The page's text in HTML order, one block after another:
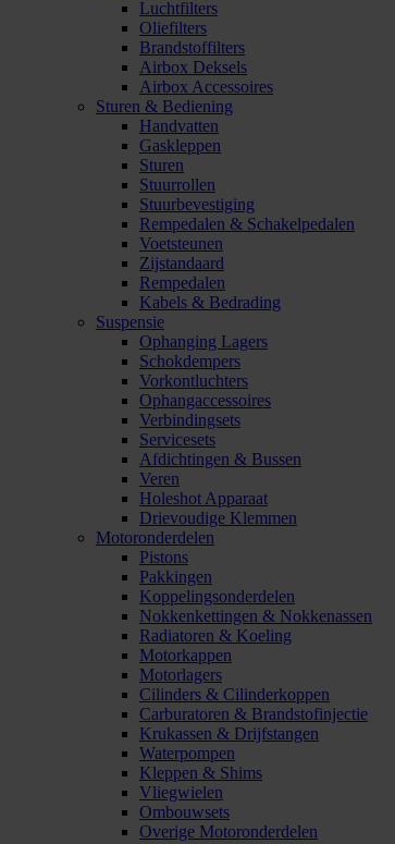
Luchtfilters
Oliefilters
Brandstoffilters
Airbox Deksels
Airbox Accessoires
Sturen & Bediening
Handvatten
Gaskleppen
Sturen
Stuurrollen
Stuurbevestiging
Rempedalen & Schakelpedalen
Voetsteunen
Zijstandaard
Rempedalen
Kabels & Bedrading
Suspensie
Ophanging Lagers
Schokdempers
Vorkontluchters
Ophangaccessoires
Verbindingsets
Servicesets
Afdichtingen & Bussen
Veren
Holeshot Apparaat
Drievoudige Klemmen
Motoronderdelen
Pistons
Pakkingen
Koppelingsonderdelen
Nokkenkettingen & Nokkenassen
Radiatoren & Koeling
Motorkappen
Motorlagers
Cilinders & Cilinderkoppen
Carburatoren & Brandstofinjectie
Krukassen & Drijfstangen
Waterpompen
Kleppen & Shims
Vliegwielen
Ombouwsets
Overige Motoronderdelen